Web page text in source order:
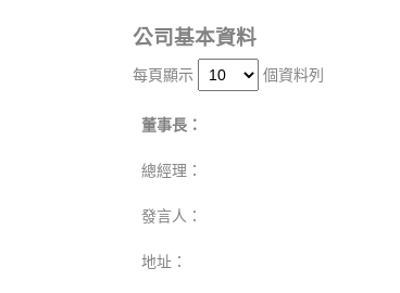
公司基本資料
每頁顯示 個資料列
董事長：
總經理：
發言人：
地址：